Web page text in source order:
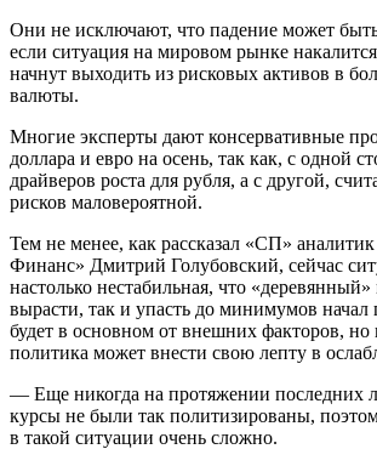
Они не исключают, что падение может
если ситуация на мировом рынке
начнут выходить из рисковых активов в
валюты.
Многие эксперты дают консервативные
доллара и евро на осень, так как, с одной
драйверов роста для рубля, а с другой,
рисков маловероятной.
Тем не менее, как рассказал «СП»
Финанс» Дмитрий Голубовский, сейчас
настолько нестабильная, что
вырасти, так и упасть до минимумов начал
будет в основном от внешних факторов, но
политика может внести свою лепту в
— Еще никогда на протяжении последних
курсы не были так политизированы,
в такой ситуации очень сложно.